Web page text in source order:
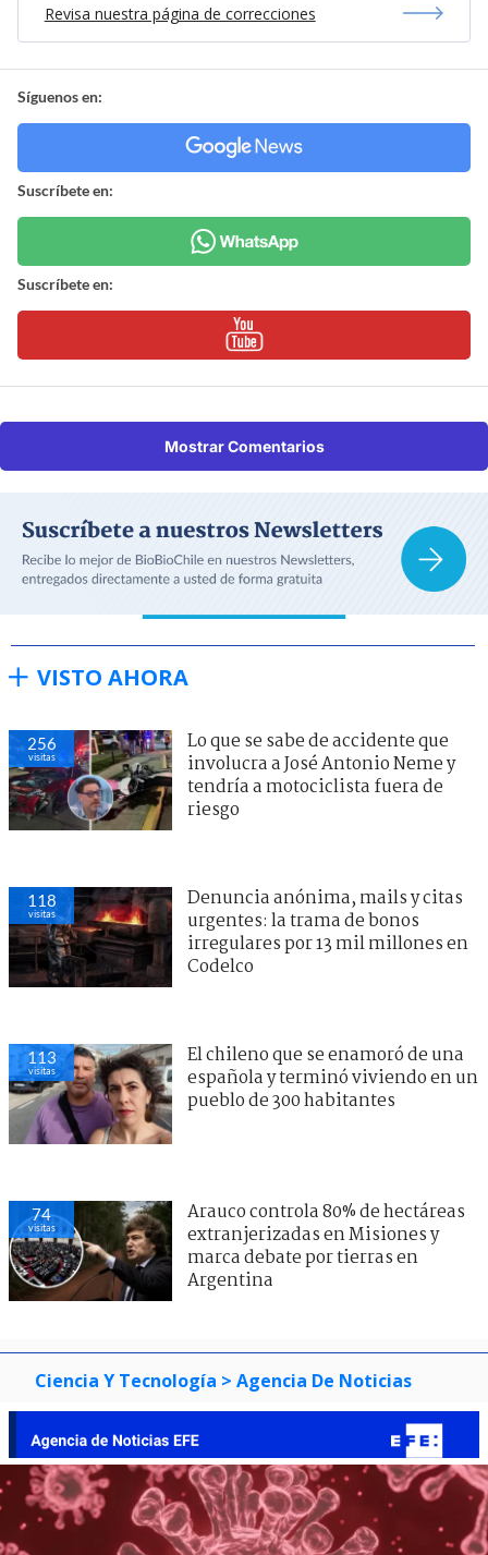
Revisa nuestra página de correcciones
Síguenos en:
Suscríbete en:
Suscríbete en:
Mostrar Comentarios
VISTO AHORA
256
visitas
Lo que se sabe de accidente que
involucra a José Antonio Neme y
tendría a motociclista fuera de
riesgo
118
visitas
Denuncia anónima, mails y citas
urgentes: la trama de bonos
irregulares por 13 mil millones en
Codelco
113
visitas
El chileno que se enamoró de una
española y terminó viviendo en un
pueblo de 300 habitantes
74
visitas
Arauco controla 80% de hectáreas
extranjerizadas en Misiones y
marca debate por tierras en
Argentina
Ciencia Y Tecnología > Agencia De Noticias